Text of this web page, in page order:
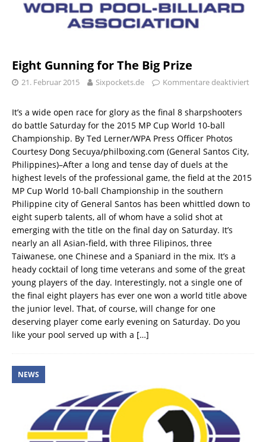
Eight Gunning for The Big Prize
21. Februar 2015 Sixpockets.de Kommentare deaktiviert
It’s a wide open race for glory as the final 8 sharpshooters
do battle Saturday for the 2015 MP Cup World 10-ball
Championship. By Ted Lerner/WPA Press Officer Photos
Courtesy Dong Secuya/philboxing.com (General Santos City,
Philippines)–After a long and tense day of duels at the
highest levels of the professional game, the field at the 2015
MP Cup World 10-ball Championship in the southern
Philippine city of General Santos has been whittled down to
eight superb talents, all of whom have a solid shot at
emerging with the title on the final day on Saturday. It’s
nearly an all Asian-field, with three Filipinos, three
Taiwanese, one Chinese and a Spaniard in the mix. It’s a
heady cocktail of long time veterans and some of the great
young players of the day. Interestingly, not a single one of
the final eight players has ever one won a world title above
the junior level. That, of course, will change for one
deserving player come early evening on Saturday. Do you
like your pool served up with a […]
NEWS